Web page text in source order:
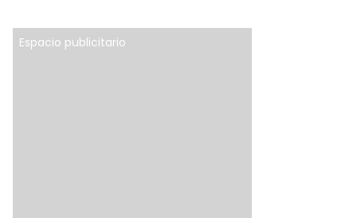
Espacio publicitario